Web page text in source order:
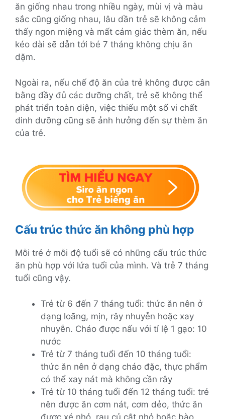
ăn giống nhau trong nhiều ngày, mùi vị và màu
sắc cũng giống nhau, lâu dần trẻ sẽ không cảm
thấy ngon miệng và mất cảm giác thèm ăn, nếu
kéo dài sẽ dẫn tới bé 7 tháng không chịu ăn
dặm.
Ngoài ra, nếu chế độ ăn của trẻ không được cân
bằng đầy đủ các dưỡng chất, trẻ sẽ không thể
phát triển toàn diện, việc thiếu một số vi chất
dinh dưỡng cũng sẽ ảnh hưởng đến sự thèm ăn
của trẻ.
Cấu trúc thức ăn không phù hợp
Mỗi trẻ ở mỗi độ tuổi sẽ có những cấu trúc thức
ăn phù hợp với lứa tuổi của mình. Và trẻ 7 tháng
tuổi cũng vậy.
Trẻ từ 6 đến 7 tháng tuổi: thức ăn nên ở
dạng loãng, mịn, rây nhuyễn hoặc xay
nhuyễn. Cháo được nấu với tỉ lệ 1 gạo: 10
nước
Trẻ từ 7 tháng tuổi đến 10 tháng tuổi:
thức ăn nên ở dạng cháo đặc, thực phẩm
có thể xay nát mà không cần rây
Trẻ từ 10 tháng tuổi đến 12 tháng tuổi: trẻ
nên được ăn cơm nát, cơm dẻo, thức ăn
được xé nhỏ, rau củ cắt nhỏ hoặc bào